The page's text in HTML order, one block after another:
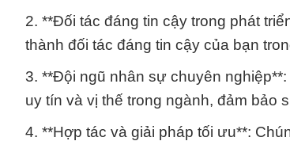
2. **Đối tác đáng tin cậy trong phát
thành đối tác đáng tin cậy của bạn
3. **Đội ngũ nhân sự chuyên
uy tín và vị thế trong ngành, đảm bảo
4. **Hợp tác và giải pháp tối ưu**: